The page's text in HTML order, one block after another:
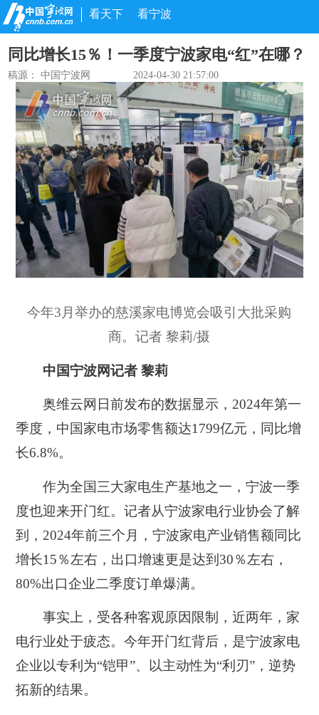
看天下 看宁波
同比增长15％！一季度宁波家电“红”在哪？
稿源： 中国宁波网 2024-04-30 21:57:00
今年3月举办的慈溪家电博览会吸引大批采购
商。记者 黎莉/摄
中国宁波网记者 黎莉
奥维云网日前发布的数据显示，2024年第一
季度，中国家电市场零售额达1799亿元，同比增
长6.8%。
作为全国三大家电生产基地之一，宁波一季
度也迎来开门红。记者从宁波家电行业协会了解
到，2024年前三个月，宁波家电产业销售额同比
增长15％左右，出口增速更是达到30％左右，
80%出口企业二季度订单爆满。
事实上，受各种客观原因限制，近两年，家
电行业处于疲态。今年开门红背后，是宁波家电
企业以专利为“铠甲”、以主动性为“利刃”，逆势
拓新的结果。